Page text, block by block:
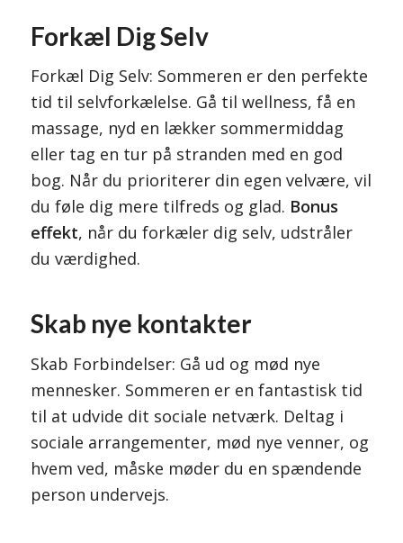
Forkæl Dig Selv
Forkæl Dig Selv: Sommeren er den perfekte
tid til selvforkælelse. Gå til wellness, få en
massage, nyd en lækker sommermiddag
eller tag en tur på stranden med en god
bog. Når du prioriterer din egen velvære, vil
du føle dig mere tilfreds og glad. Bonus
effekt, når du forkæler dig selv, udstråler
du værdighed.
Skab nye kontakter
Skab Forbindelser: Gå ud og mød nye
mennesker. Sommeren er en fantastisk tid
til at udvide dit sociale netværk. Deltag i
sociale arrangementer, mød nye venner, og
hvem ved, måske møder du en spændende
person undervejs.